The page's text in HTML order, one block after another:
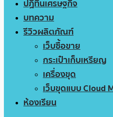
ปฏิทินเศรษฐกิจ
บทความ
รีวิวผลิตภัณฑ์
เว็บซื้อขาย
กระเป๋าเก็บเหรียญ
เครื่องขุด
เว็บขุดแบบ Cloud
ห้องเรียน